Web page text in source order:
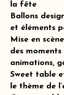
la fête
Ballons
et éléments
Mise en
des
animations,
Sweet table
le thème de